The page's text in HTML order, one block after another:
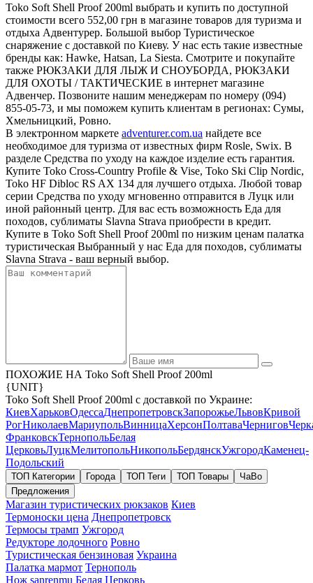
Toko Soft Shell Proof 200ml выбрать и купить по доступной
стоимости всего 552,00 грн в магазине товаров для туризма и
отдыха Адвентурер. Большой выбор Туристическое
снаряжение с доставкой по Киеву. У нас есть такие известные
бренды как: Hawke, Hatsan, La Siesta. Смотрите и покупайте
также РЮКЗАКИ ДЛЯ ЛЫЖ И СНОУБОРДА, РЮКЗАКИ
ДЛЯ ОХОТЫ / ТАКТИЧЕСКИЕ в интернет магазине
Адвенчер. Позвоните нашим менеджерам по номеру (094)
855-05-73, и мы поможем купить клиентам в регионах: Сумы,
Хмельницкий, Ровно.
В электронном маркете adventurer.com.ua найдете все
необходимое для туризма от известных фирм Rosle, Swix. В
разделе Средства по уходу на каждое изделие есть гарантия.
Купите Toko Cross-Country Profile & Vise, Toko Ski Clip Nordic,
Toko HF Dibloc RS AX 134 для лучшего отдыха. Любой товар
серии Средства по уходу мгновенно отправится в Луцк или
иной районный центр. Для вас есть возможность Еда для
походов, сублиматы Slavna Strava приобрести в кредит.
Купите в Toko Soft Shell Proof 200ml по низким ценам палатка
туристическая Выбранный у нас Еда для походов, сублиматы
Slavna Strava - ваш верный выбор.
ПОХОЖИЕ НА Toko Soft Shell Proof 200ml
{UNIT}
Toko Soft Shell Proof 200ml с доставкой по Украине:
КиевХарьковОдессаДнепропетровскЗапорожьеЛьвовКривой
РогНиколаевМариупольВинницаХерсонПолтаваЧернигов
ФранковскТернопольБелая
ЦерковьЛуцкМелитопольНикопольБердянскУжгородКаменец-
Подольский
ТОП Категории Города ТОП Теги ТОП Товары
ЧаВо
Предложения
Магазин туристических рюкзаков Киев
Термоноски цена Днепропетровск
Термосы трамп Ужгород
Редукторе лодочного Ровно
Туристическая бензиновая Украина
Палатка мармот Тернополь
Нож sanrenmu Белая Церковь